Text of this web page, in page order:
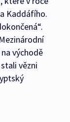
Kaddáfího.
východě
vězni